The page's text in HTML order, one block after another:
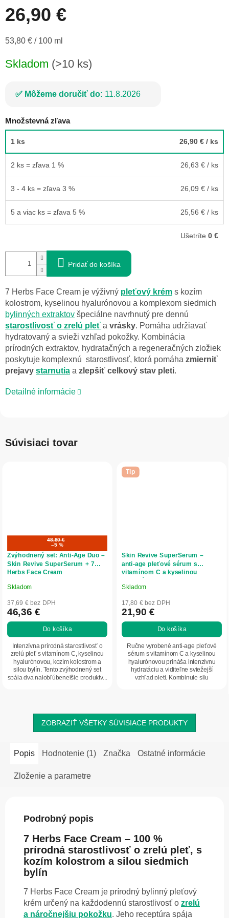
26,90 €
Jednotková
53,80 € / 100 ml
Skladom (>10 ks)
Môžeme doručiť do: 11.8.2026
Množstevná zľava
1 ks 26,90 € / ks
2 ks = zľava 1 % 26,63 € / ks
3 - 4 ks = zľava 3 % 26,09 € / ks
5 a viac ks = zľava 5 % 25,56 € / ks
Ušetríte 0 €
Pridať do košíka
7 Herbs Face Cream je výživný pleťový krém s kozím
kolostrom, kyselinou hyalurónovou a komplexom siedmich
bylinných extraktov špeciálne navrhnutý pre dennú
starostlivosť o zrelú pleť a vrásky. Pomáha udržiavať
hydratovaný a svieži vzhľad pokožky. Kombinácia
prírodných extraktov, hydratačných a regeneračných zložiek
poskytuje komplexnú starostlivosť, ktorá pomáha zmierniť
prejavy starnutia a zlepšiť celkový stav pleti.
Detailné informácie
Súvisiaci tovar
48,80 €
–5 %
Zvýhodnený set: Anti‑Age Duo –
Skin Revive SuperSerum + 7
Herbs Face Cream
Priemerné
hodnotenie
produktu
je
5,0
5
hviezdičiek.
Skladom
37,69 € bez DPH
46,36 €
Do košíka
Intenzívna prírodná starostlivosť o
zrelú pleť s vitamínom C, kyselinou
hyalurónovou, kozím kolostrom a
silou bylín. Tento zvýhodnený set
spája dva najobľúbenejšie produkty...
Tip
Skin Revive SuperSerum –
anti‑age pleťové sérum s
vitamínom C a kyselinou
hyalurónovou - 50 ml - Herbatica
Priemerné
hodnotenie
produktu
je
5,0
hviezdičiek.
Skladom
17,80 € bez DPH
21,90 €
Do košíka
Ručne vyrobené anti-age pleťové
sérum s vitamínom C a kyselinou
hyalurónovou prináša intenzívnu
hydratáciu a viditeľne sviežejší
vzhľad pleti. Kombinuje silu
ZOBRAZIŤ VŠETKY SÚVISIACE PRODUKTY
Popis Hodnotenie (1) Značka Ostatné informácie
Zloženie a parametre
Podrobný popis
7 Herbs Face Cream – 100 %
prírodná starostlivosť o zrelú pleť, s
kozím kolostrom a silou siedmich
bylín
7 Herbs Face Cream je prírodný bylinný pleťový
krém určený na každodennú starostlivosť o zrelú
a náročnejšiu pokožku. Jeho receptúra spája